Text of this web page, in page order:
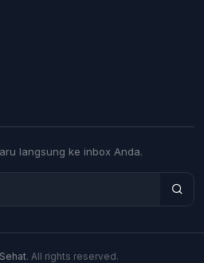
langsung ke inbox Anda.
. All rights reserved.